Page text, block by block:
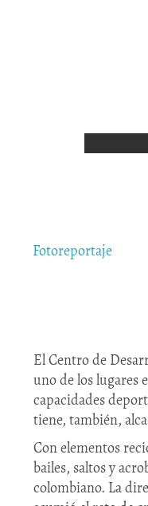
Fotoreportaje
El Centro de
uno de los lugares
capacidades
tiene, también,
Con elementos
bailes, saltos y
colombiano. La